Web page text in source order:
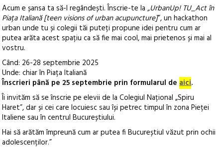
Acum e șansa ta să-l regândești. Înscrie-te la„UrbanUp! TU_Act în
Piața Italiană [teen visions of urban acupuncture]”, un hackathon
urban unde tu și colegii tăi puteți propune idei pentru cum ar
putea arăta acest spațiu ca să fie mai cool, mai prietenos și mai al
vostru.
Când: 26-28 septembrie 2025
Unde: chiar în Piața Italiană
Înscrieri până pe 25 septembrie prin formularul deaici.
Îi invităm să se înscrie pe elevii de la Colegiul Național „Spiru
Haret”, dar și cei care locuiesc sau își petrec timpul în zona Pieței
Italiene sau în centrul Bucureștiului.
Hai să arătăm împreună cum ar putea fi Bucureștiul văzut prin ochii
adolescenților.”